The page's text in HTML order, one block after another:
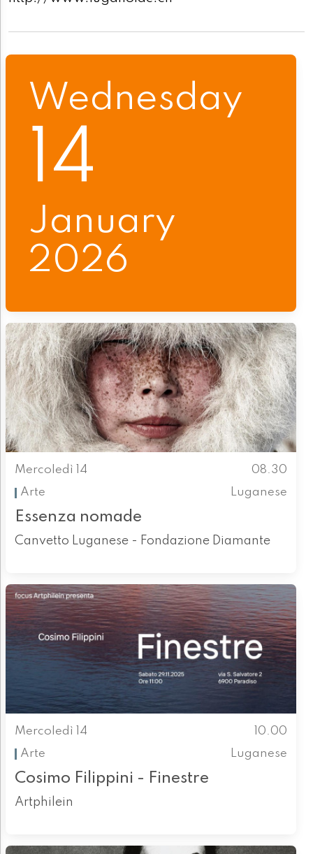
Wednesday
14
January
2026
Mercoledì 14
08.30
Arte
Luganese
Essenza nomade
Canvetto Luganese - Fondazione Diamante
Mercoledì 14
10.00
Arte
Luganese
Cosimo Filippini - Finestre
Artphilein